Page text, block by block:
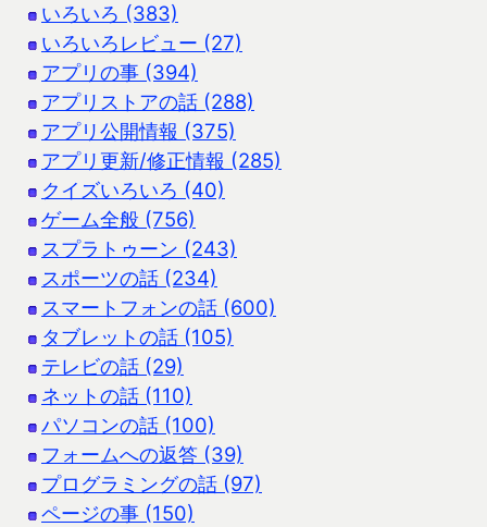
いろいろ (383)
いろいろレビュー (27)
アプリの事 (394)
アプリストアの話 (288)
アプリ公開情報 (375)
アプリ更新/修正情報 (285)
クイズいろいろ (40)
ゲーム全般 (756)
スプラトゥーン (243)
スポーツの話 (234)
スマートフォンの話 (600)
タブレットの話 (105)
テレビの話 (29)
ネットの話 (110)
パソコンの話 (100)
フォームへの返答 (39)
プログラミングの話 (97)
ページの事 (150)